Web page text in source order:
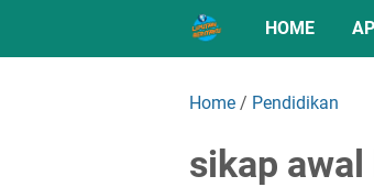
HOME
Home / Pendidikan
sikap